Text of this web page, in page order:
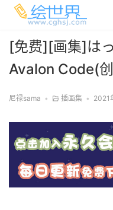
[免费][画集]は
Avalon Code(
尼禄sama • 插画集 • 2021